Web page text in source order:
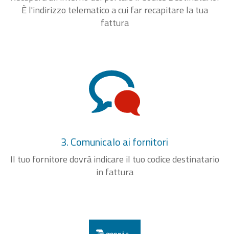
È l'indirizzo telematico a cui far recapitare la tua
fattura
3. Comunicalo ai fornitori
Il tuo fornitore dovrà indicare il tuo codice destinatario
in fattura